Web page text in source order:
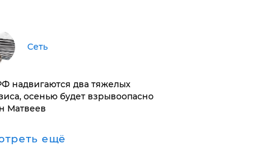
Сеть
надвигаются два тяжелых
осенью будет взрывоопасно
Матвеев
ещё